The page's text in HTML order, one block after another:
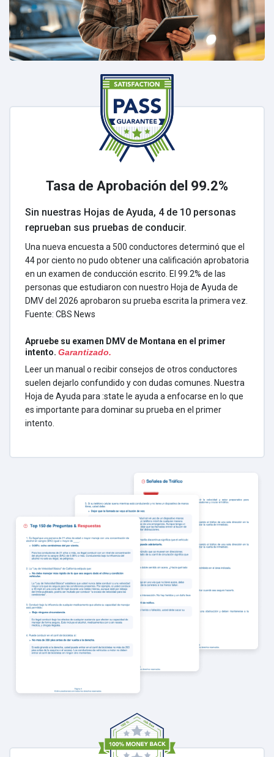
Tasa de Aprobación del 99.2%
Sin nuestras Hojas de Ayuda, 4 de 10 personas
reprueban sus pruebas de conducir.
Una nueva encuesta a 500 conductores determinó que el
44 por ciento no pudo obtener una calificación aprobatoria
en un examen de conducción escrito. El 99.2% de las
personas que estudiaron con nuestro Hoja de Ayuda de
DMV del 2026 aprobaron su prueba escrita la primera vez.
Fuente: CBS News
Apruebe su examen DMV de Montana en el primer
intento. Garantizado.
Leer un manual o recibir consejos de otros conductores
suelen dejarlo confundido y con dudas comunes. Nuestra
Hoja de Ayuda para :state le ayuda a enfocarse en lo que
es importante para dominar su prueba en el primer
intento.